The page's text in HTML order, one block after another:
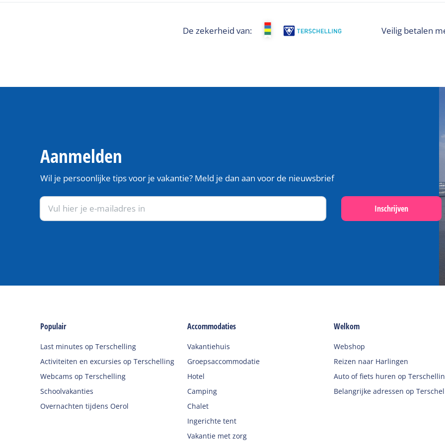
De zekerheid van: Veilig betalen
Aanmelden
Wil je persoonlijke tips voor je vakantie? Meld je dan aan voor de nieuwsbrief
Inschrijven
Populair
Last minutes op Terschelling
Activiteiten en excursies op Terschelling
Webcams op Terschelling
Schoolvakanties
Overnachten tijdens Oerol
Accommodaties
Vakantiehuis
Groepsaccommodatie
Hotel
Camping
Chalet
Ingerichte tent
Vakantie met zorg
Welkom
Webshop
Reizen naar Harlingen
Auto of fiets huren op
Belangrijke adressen op